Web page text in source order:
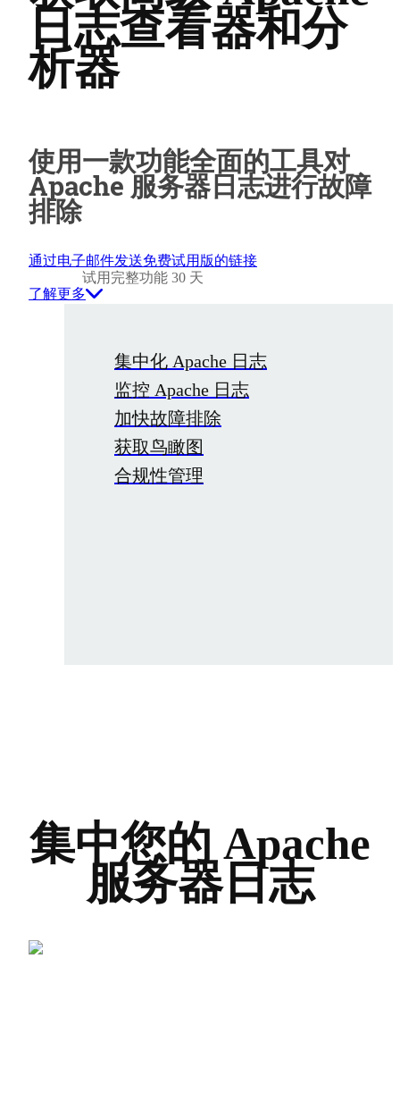
日志查看器和分
析器
使用一款功能全面的工具对
Apache 服务器日志进行故障
排除
通过电子邮件发送免费试用版的链接
试用完整功能 30 天
了解更多
集中化 Apache 日志
监控 Apache 日志
加快故障排除
获取鸟瞰图
合规性管理
集中您的 Apache
服务器日志